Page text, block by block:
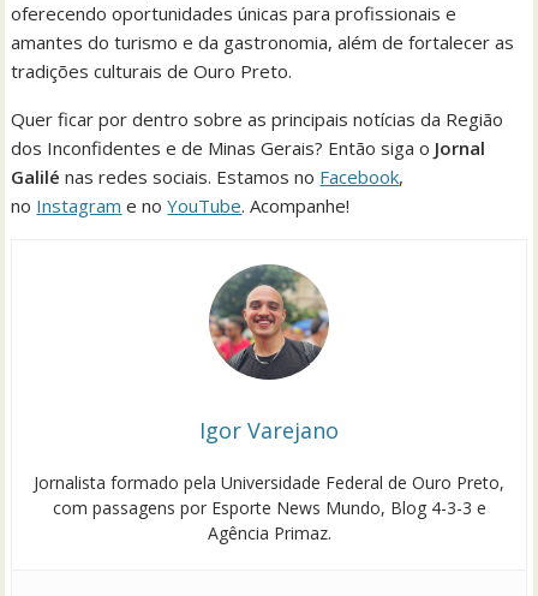
oferecendo oportunidades únicas para profissionais e
amantes do turismo e da gastronomia, além de fortalecer as
tradições culturais de Ouro Preto.
Quer ficar por dentro sobre as principais notícias da Região
dos Inconfidentes e de Minas Gerais? Então siga o Jornal
Galilé nas redes sociais. Estamos no Facebook,
no Instagram e noYouTube. Acompanhe!
Igor Varejano
Jornalista formado pela Universidade Federal de Ouro Preto,
com passagens por Esporte News Mundo, Blog 4-3-3 e
Agência Primaz.